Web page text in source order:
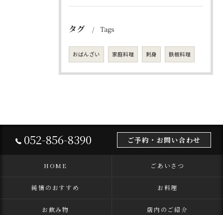
タグ Tags
おばんざい 家庭料理 刺身 鉄板料理
052-856-8390 ご予約・お問い合わせ
HOME ごあいさつ
純情のおすすめ お料理
お飲み物 店内のご紹介